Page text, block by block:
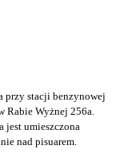
przy stacji benzynowej
Rabie Wyżnej 256a.
jest umieszczona
nad pisuarem.